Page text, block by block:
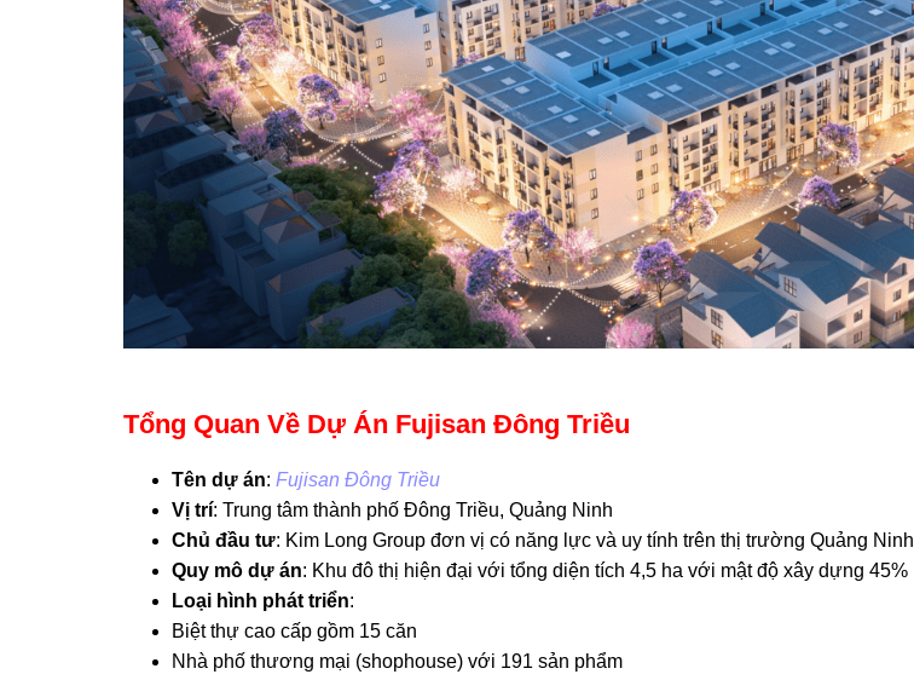
Tổng Quan Về Dự Án Fujisan Đông Triều
Tên dự án: Fujisan Đông Triều
Vị trí: Trung tâm thành phố Đông Triều, Quảng Ninh
Chủ đầu tư: Kim Long Group đơn vị có năng lực và uy tính trên thị trường Quảng Ninh
Quy mô dự án: Khu đô thị hiện đại với tổng diện tích 4,5 ha với mật độ xây dựng 45%
Loại hình phát triển:
Biệt thự cao cấp gồm 15 căn
Nhà phố thương mại (shophouse) với 191 sản phẩm